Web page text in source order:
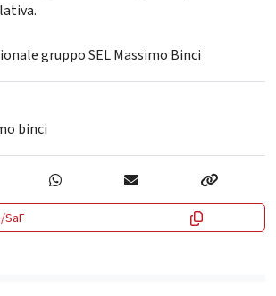
gruppo SEL Massimo Binci
binci